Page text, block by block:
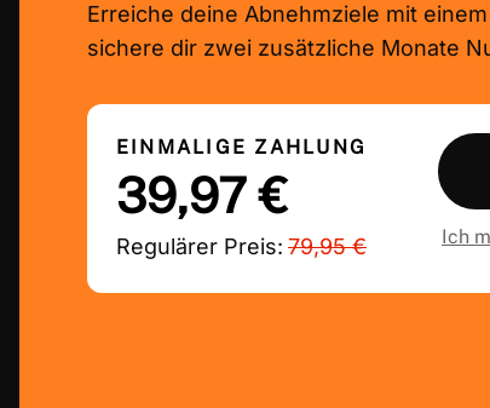
Erreiche deine Abnehmziele mit
sichere dir zwei zusätzliche Monate
EINMALIGE ZAHLUNG
39,97 €
Regulärer Preis: 79,95 € Ich